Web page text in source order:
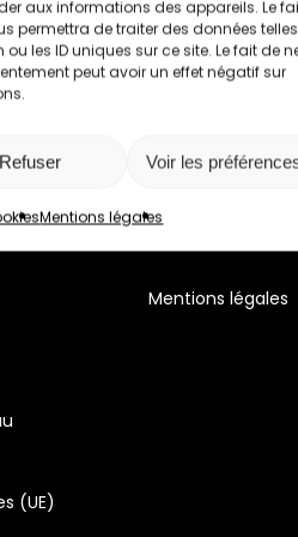
aux informations des appareils. Le
permettra de traiter des données telles
les ID uniques sur ce site. Le fait de
peut avoir un effet négatif sur
Refuser Voir les
Mentions légales
(UE)
Mentions légales